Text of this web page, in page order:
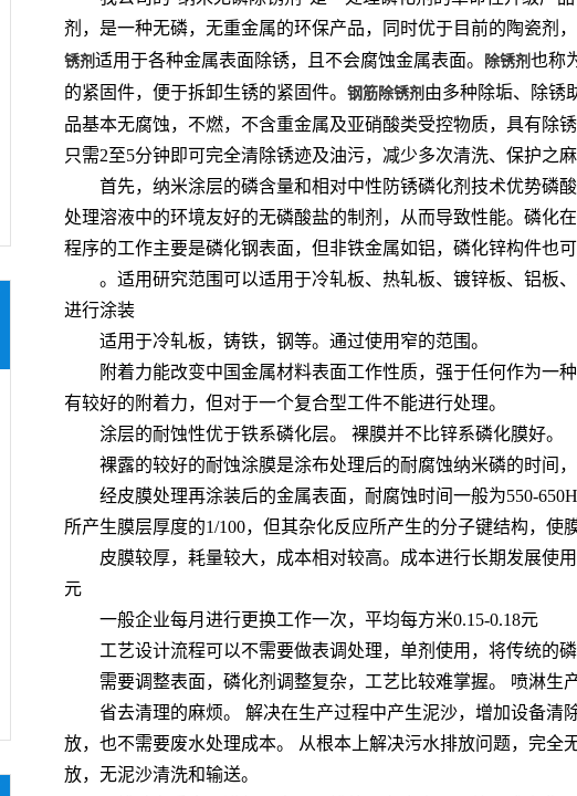
AF-TQ611塑粉脱除剂（常温）
剂，是一种无磷，无重金属的环保产品，同时优于目前的陶瓷剂
锈剂 适用于各种金属表面除锈，且不会腐蚀金属表面。 除锈剂 也称
的紧固件，便于拆卸生锈的紧固件。 钢筋除锈剂 由多种除垢、除锈
品基本无腐蚀，不燃，不含重金属及亚硝酸类受控物质，具有除
只需2至5分钟即可完全清除锈迹及油污，减少多次清洗、保护之
首先，纳米涂层的磷含量和相对中性防锈磷化剂技术优势磷
处理溶液中的环境友好的无磷酸盐的制剂，从而导致性能。磷化
程序的工作主要是磷化钢表面，但非铁金属如铝，磷化锌构件也
。适用研究范围可以适用于冷轧板、热轧板、镀锌板、铝板
进行涂装
适用于冷轧板，铸铁，钢等。通过使用窄的范围。
附着力能改变中国金属材料表面工作性质，强于任何作为一
有较好的附着力，但对于一个复合型工件不能进行处理。
涂层的耐蚀性优于铁系磷化层。 裸膜并不比锌系磷化膜好。
裸露的较好的耐蚀涂膜是涂布处理后的耐腐蚀纳米磷的时间
经皮膜处理再涂装后的金属表面，耐腐蚀时间一般为550-
所产生膜层厚度的1/100，但其杂化反应所产生的分子键结构，使
皮膜较厚，耗量较大，成本相对较高。成本进行长期发展使
元
一般企业每月进行更换工作一次，平均每方米0.15-0.18元
工艺设计流程可以不需要做表调处理，单剂使用，将传统的
需要调整表面，磷化剂调整复杂，工艺比较难掌握。 喷淋生
省去清理的麻烦。 解决在生产过程中产生泥沙，增加设备清
放，也不需要废水处理成本。 从根本上解决污水排放问题，完全
放，无泥沙清洗和输送。